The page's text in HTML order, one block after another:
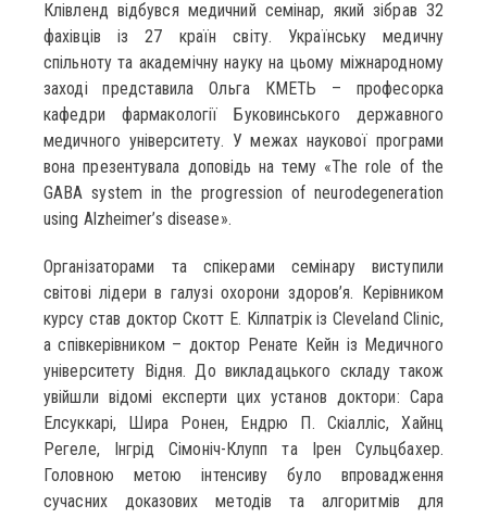
Клівленд відбувся медичний семінар, який зібрав 32
фахівців із 27 країн світу. Українську медичну
спільноту та академічну науку на цьому міжнародному
заході представила Ольга КМЕТЬ – професорка
кафедри фармакології Буковинського державного
медичного університету. У межах наукової програми
вона презентувала доповідь на тему «The role of the
GABA system in the progression of neurodegeneration
using Alzheimer’s disease».
Організаторами та спікерами семінару виступили
світові лідери в галузі охорони здоров’я. Керівником
курсу став доктор Скотт Е. Кілпатрік із Cleveland Clinic,
а співкерівником – доктор Ренате Кейн із Медичного
університету Відня. До викладацького складу також
увійшли відомі експерти цих установ доктори: Сара
Елсуккарі, Шира Ронен, Ендрю П. Скіалліс, Хайнц
Регеле, Інгрід Сімоніч-Клупп та Ірен Сульцбахер.
Головною метою інтенсиву було впровадження
сучасних доказових методів та алгоритмів для